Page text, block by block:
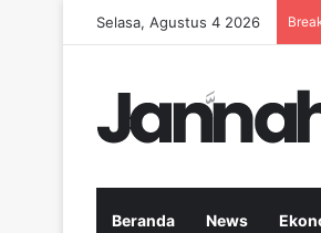
Selasa, Agustus 4 2026
Beranda News